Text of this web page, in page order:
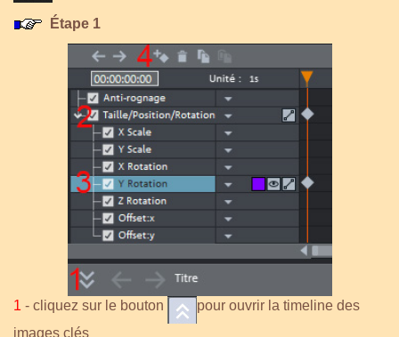
Étape 1
1 - cliquez sur le bouton
pour ouvrir la timeline des
images clés